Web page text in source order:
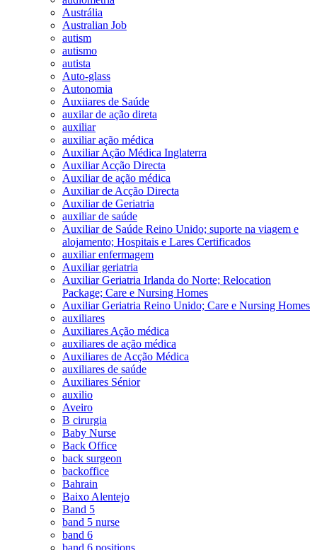
Austrália
Australian Job
autism
autismo
autista
Auto-glass
Autonomia
Auxiiares de Saúde
auxilar de ação direta
auxiliar
auxiliar ação médica
Auxiliar Ação Médica Inglaterra
Auxiliar Acção Directa
Auxiliar de ação médica
Auxiliar de Acção Directa
Auxiliar de Geriatria
auxiliar de saúde
Auxiliar de Saúde Reino Unido; suporte na viagem e
alojamento; Hospitais e Lares Certificados
auxiliar enfermagem
Auxiliar geriatria
Auxiliar Geriatria Irlanda do Norte; Relocation
Package; Care e Nursing Homes
Auxiliar Geriatria Reino Unido; Care e Nursing Homes
auxiliares
Auxiliares Ação médica
auxiliares de ação médica
Auxiliares de Acção Médica
auxiliares de saúde
Auxiliares Sénior
auxilio
Aveiro
B cirurgia
Baby Nurse
Back Office
back surgeon
backoffice
Bahrain
Baixo Alentejo
Band 5
band 5 nurse
band 6
band 6 positions